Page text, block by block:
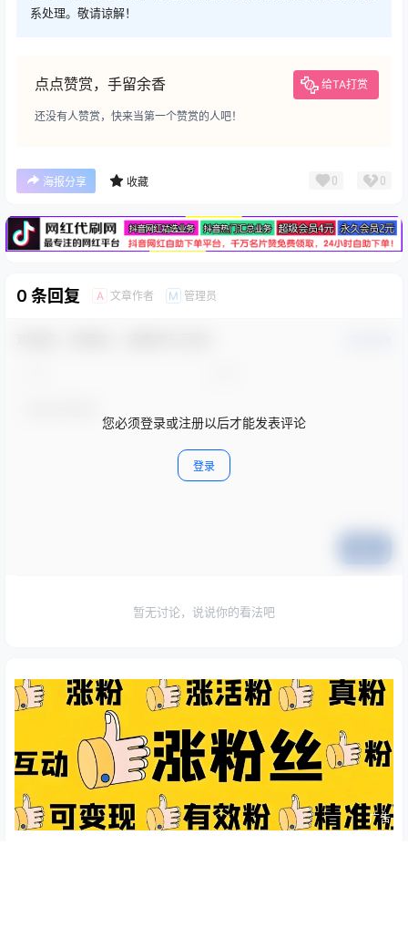
系处理。敬请谅解！
点点赞赏，手留余香 给TA打赏
还没有人赞赏，快来当第一个赞赏的人吧！
海报分享 收藏 0 0
广告
0 条回复 A 文章作者 M 管理员
您必须登录或注册以后才能发表评论
登录
暂无讨论，说说你的看法吧
广告